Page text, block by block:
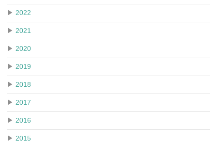
▶ 2022
▶ 2021
▶ 2020
▶ 2019
▶ 2018
▶ 2017
▶ 2016
▶ 2015